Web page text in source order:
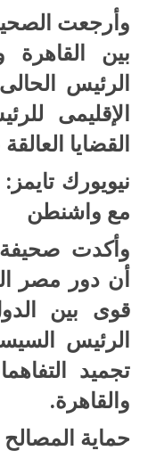
وأرجعت
بين
الرئيس
الإقليمى
القضايا
نيويورك تايمز:
مع واشنطن
وأكدت صحيفة
أن دور مصر
قوى بين
الرئيس
تجميد
والقاهرة.
حماية المصالح